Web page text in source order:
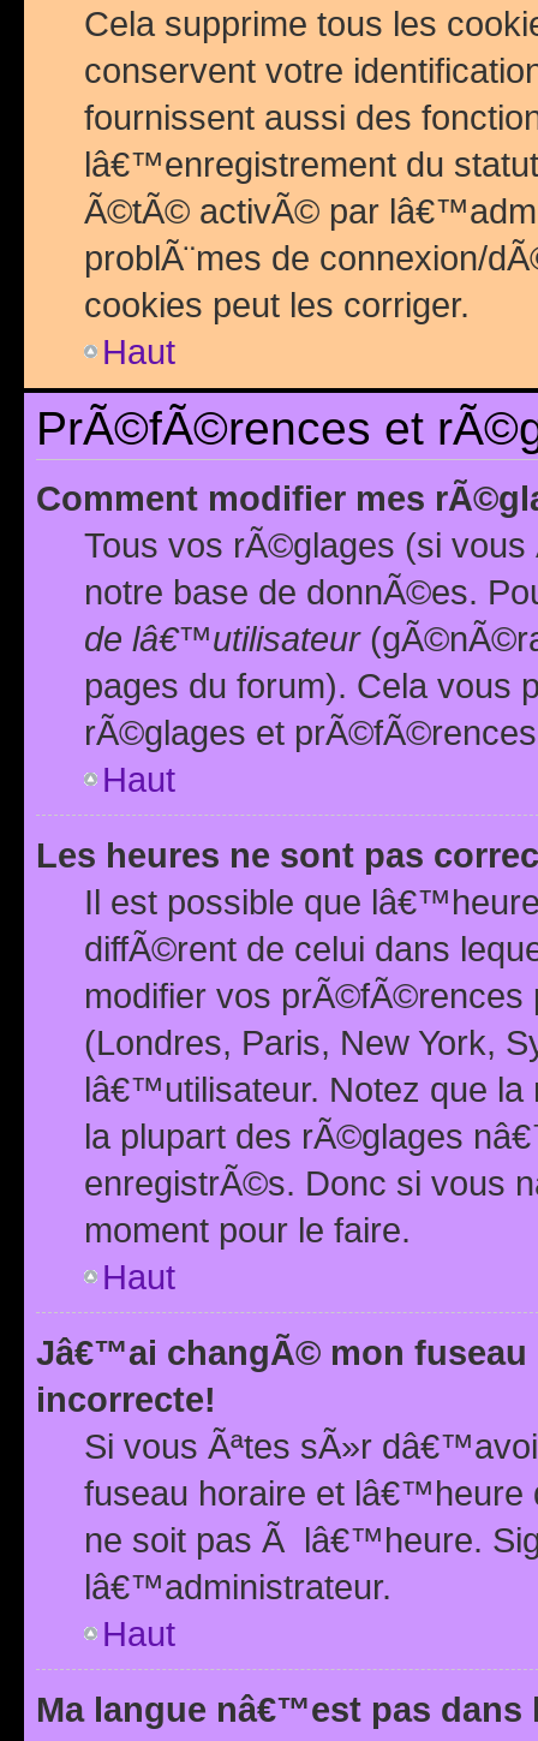
Cela supprime tous les
conservent votre
fournissent aussi des
lâ€™enregistrement du
Ã©tÃ© activÃ© par
problÃ¨mes de connexion/
cookies peut les corriger.
Haut
PrÃ©fÃ©rences et
Comment modifier mes
Tous vos rÃ©glages (si
notre base de donnÃ©es.
de lâ€™utilisateur
pages du forum). Cela vous
rÃ©glages et
Haut
Les heures ne sont pas
Il est possible que
diffÃ©rent de celui dans
modifier vos prÃ©fÃ©rences
(Londres, Paris, New York,
lâ€™utilisateur. Notez que la
la plupart des rÃ©glages
enregistrÃ©s. Donc si vous
moment pour le faire.
Haut
Jâ€™ai changÃ© mon
incorrecte!
Si vous Ãªtes sÃ»r
fuseau horaire et
ne soit pas Ã lâ€™heure.
lâ€™administrateur.
Haut
Ma langue nâ€™est pas dans